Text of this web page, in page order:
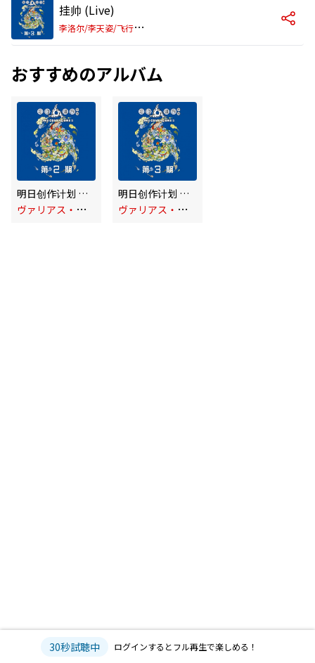
挂帅 (Live)
李
洛尔/李天姿/飞行少年/王浩琦/李长庚/刘士滔/一支榴莲/窦佳嫄/郑琪
おすすめのアルバム
明日创作计划 第二期 (Live)
ヴ
ァリアス・アーティスト
明日创作计划 第三期 (Live)
ヴ
ァリアス・アーティスト
30秒試聴中 ログインするとフル再生で楽しめる！